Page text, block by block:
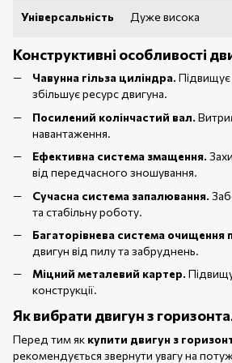
Універсальність Дуже висока
Конструктивні особливості
Чавунна гільза циліндра. Підвищує
збільшує ресурс двигуна.
Посилений колінчастий вал.
навантаження.
Ефективна система змащення.
від передчасного зношування.
Сучасна система запалювання.
та стабільну роботу.
Багаторівнева система очищення
двигун від пилу та забруднень.
Міцний металевий картер.
конструкції.
Як вибрати двигун з
Перед тим як купити двигун з
рекомендується звернути увагу на